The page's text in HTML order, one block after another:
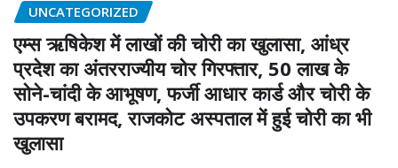
UNCATEGORIZED
एम्स ऋषिकेश में लाखों की चोरी का खुलासा, आंध्र
प्रदेश का अंतरराज्यीय चोर गिरफ्तार, 50 लाख के
सोने-चांदी के आभूषण, फर्जी आधार कार्ड और चोरी के
उपकरण बरामद, राजकोट अस्पताल में हुई चोरी का भी
खुलासा